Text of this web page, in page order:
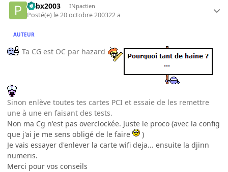
Pebx2003 INpactien
Posté(e) le 20 octobre 200322 a
AUTEUR
Ta CG est OC par hazard
Sinon enlève toutes tes cartes PCI et essaie de les remettre
une à une en faisant des tests.
Non ma Cg n'est pas overclockée. Juste le proco (avec la config
que j'ai je me sens obligé de le faire
)
Je vais essayer d'enlever la carte wifi deja... ensuite la djinn
numeris.
Merci pour vos conseils